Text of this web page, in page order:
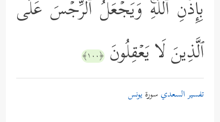
بِإِذۡنِ ٱللَّهِۚ وَیَجۡعَلُ ٱلرِّجۡسَ عَلَى
ٱلَّذِینَ لَا یَعۡقِلُونَ ﴿١٠٠﴾
تفسير السعدي سورةيونس